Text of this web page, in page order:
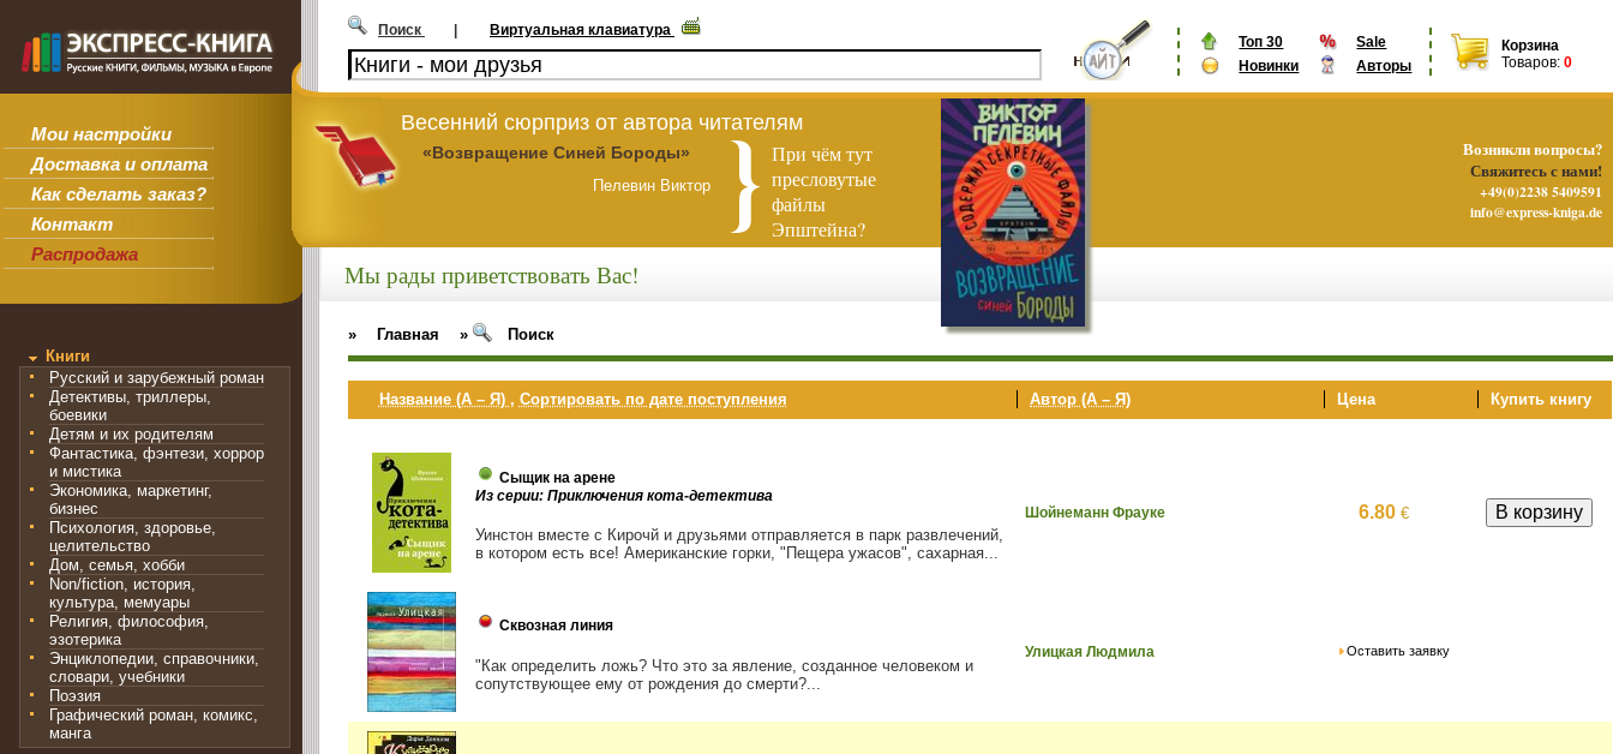
Мои настройки
Доставка и оплата
Как сделать заказ?
Контакт
Распродажа
Топ 30
Sale
Новинки
Авторы
Корзина
Товаров: 0
Поиск | Виртуальная клавиатура
Весенний сюрприз от автора читателям
«Возвращение Синей Бороды»
Пелевин Виктор
При чём тут
пресловутые
файлы
Эпштейна?
Книги
Русский и зарубежный роман
Детективы, триллеры,
боевики
Детям и их родителям
Фантастика, фэнтези, хоррор
и мистика
Экономика, маркетинг,
бизнес
Психология, здоровье,
целительство
Дом, семья, хобби
Non/fiction, история,
культура, мемуары
Религия, философия,
эзотерика
Энциклопедии, справочники,
словари, учебники
Поэзия
Графический роман, комикс,
манга
Мы рады приветствовать Вас!
» Главная » Поиск
Название (А – Я) , Сортировать по дате поступления Автор (А – Я) Цена Купить книгу
Сыщик на арене
Из серии: Приключения кота-детектива
Уинстон вместе с Кирочй и друзьями отправляется в парк развлечений,
в котором есть все! Американские горки, "Пещера ужасов", сахарная...
Шойнеманн Фрауке 6.80 €
Сквозная линия
"Как определить ложь? Что это за явление, созданное человеком и
сопутствующее ему от рождения до смерти?...
Улицкая Людмила Оставить заявку
Возникли вопросы?
Свяжитесь с нами!
+49(0)2238 5409591
info@express-kniga.de